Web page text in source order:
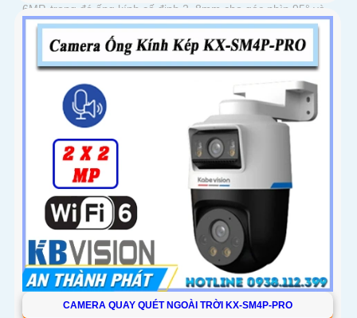
6MP, trong đó ống kính cố định 2. 8mm cho góc nhìn 95° và
ống kính quay quét 6mm điều khiển từ xa góc ngang 352°
CAMERA QUAY QUÉT NGOÀI TRỜI KX-SM4P-PRO